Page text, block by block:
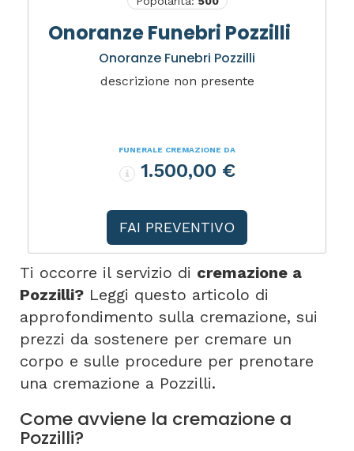
Onoranze Funebri Pozzilli
Onoranze Funebri Pozzilli
descrizione non presente
FUNERALE CREMAZIONE DA
1.500,00 €
FAI PREVENTIVO
Ti occorre il servizio di cremazione a
Pozzilli? Leggi questo articolo di
approfondimento sulla cremazione, sui
prezzi da sostenere per cremare un
corpo e sulle procedure per prenotare
una cremazione a Pozzilli.
Come avviene la cremazione a
Pozzilli?